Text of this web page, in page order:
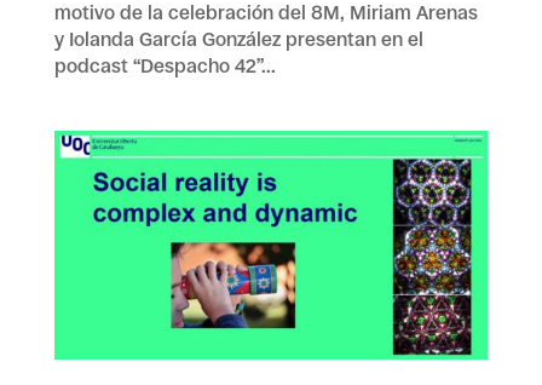
motivo de la celebración del 8M, Miriam Arenas
y Iolanda García González presentan en el
podcast “Despacho 42”...